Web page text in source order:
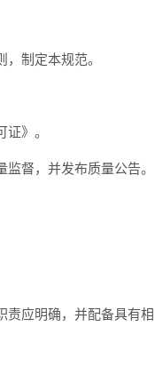
制定本规范。
》。
督，并发布质量公告。
应明确，并配备具有相